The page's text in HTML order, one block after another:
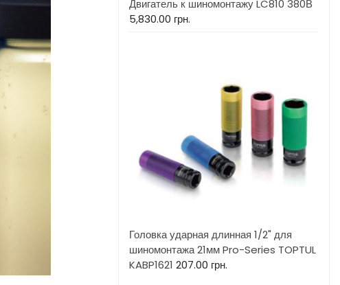
Двигатель к шиномонтажу LC810 380В
5,830.00 грн.
Головка ударная длинная 1/2" для
шиномонтажа 21мм Pro-Series TOPTUL
KABP1621 207.00 грн.